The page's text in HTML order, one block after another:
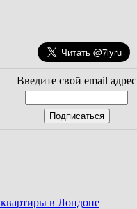
Введите свой email адрес
в Лондоне